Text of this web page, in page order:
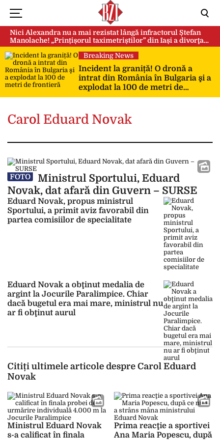
Nici Alexandra nu a mai rezistat lângă infractorul Ștefan
Manolache! „Prințișorul taximetriștilor” din Iași a divorţat
după doi ani de căsnicie
Breaking News
Incident la graniță! O dronă a
intrat din România în Bulgaria şi a
explodat la 100 de metri de
frontieră
Carol Eduard Novak
FOTO
Ministrul Sportului, Eduard
Novak, dat afară din Guvern – SURSE
Eduard Novak, propus ministrul
Sportului, a primit aviz favorabil din
partea comisiilor de specialitate
Eduard Novak a obţinut medalia de
argint la Jocurile Paralimpice. Chiar
dacă bugetul era mai mare, ministrul nu
ar fi obţinut aurul
Citiți ultimele articole despre Carol Eduard
Novak
Ministrul Eduard Novak
s-a calificat în finala
Prima reacţie a sportivei
Ana Maria Popescu, după